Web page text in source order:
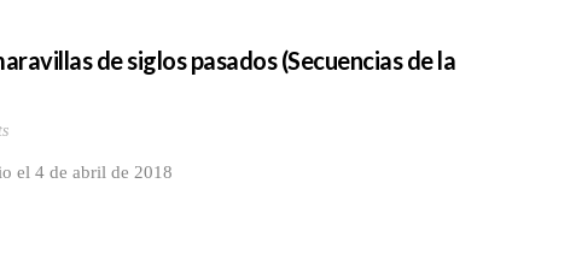
de siglos pasados (Secuencias de la
el 4 de abril de 2018